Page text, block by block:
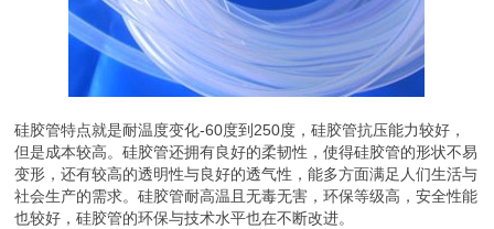
硅胶管特点就是耐温度变化-60度到250度，硅胶管抗压能力较好，
但是成本较高。硅胶管还拥有良好的柔韧性，使得硅胶管的形状不易
变形，还有较高的透明性与良好的透气性，能多方面满足人们生活与
社会生产的需求。硅胶管耐高温且无毒无害，环保等级高，安全性能
也较好，硅胶管的环保与技术水平也在不断改进。